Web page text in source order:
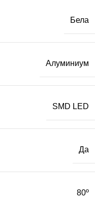
Бела
Алуминиум
SMD LED
Да
80º